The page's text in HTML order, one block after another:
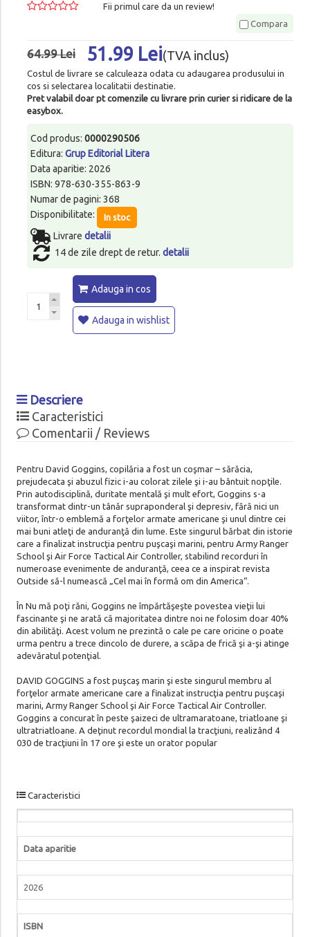
Fii primul care da un review!
Compara
64.99 Lei 51.99 Lei(TVA inclus)
Costul de livrare se calculeaza odata cu adaugarea produsului in
cos si selectarea localitatii destinatie.
Pret valabil doar pt comenzile cu livrare prin curier si ridicare de la
easybox.
Cod produs: 0000290506
Editura: Grup Editorial Litera
Data aparitie: 2026
ISBN: 978-630-355-863-9
Numar de pagini: 368
Disponibilitate:
In stoc
Livrare detalii
14 de zile drept de retur. detalii
Adauga in cos
Adauga in wishlist
Descriere
Caracteristici
Comentarii / Reviews
Pentru David Goggins, copilăria a fost un coşmar – sărăcia,
prejudecata şi abuzul fizic i-au colorat zilele şi i-au bântuit nopţile.
Prin autodisciplină, duritate mentală şi mult efort, Goggins s-a
transformat dintr-un tânăr supraponderal şi depresiv, fără nici un
viitor, într-o emblemă a forţelor armate americane şi unul dintre cei
mai buni atleţi de anduranţă din lume. Este singurul bărbat din istorie
care a finalizat instrucţia pentru puşcaşi marini, pentru Army Ranger
School şi Air Force Tactical Air Controller, stabilind recorduri în
numeroase evenimente de anduranţă, ceea ce a inspirat revista
Outside să-l numească „Cel mai în formă om din America“.
În Nu mă poţi răni, Goggins ne împărtăşeşte povestea vieţii lui
fascinante şi ne arată că majoritatea dintre noi ne folosim doar 40%
din abilităţi. Acest volum ne prezintă o cale pe care oricine o poate
urma pentru a trece dincolo de durere, a scăpa de frică şi a-şi atinge
adevăratul potenţial.
DAVID GOGGINS a fost puşcaş marin şi este singurul membru al
forţelor armate americane care a finalizat instrucţia pentru puşcaşi
marini, Army Ranger School şi Air Force Tactical Air Controller.
Goggins a concurat în peste şaizeci de ultramaratoane, triatloane şi
ultratriatloane. A deţinut recordul mondial la tracţiuni, realizând 4
030 de tracţiuni în 17 ore şi este un orator popular
Caracteristici
Data aparitie
2026
ISBN